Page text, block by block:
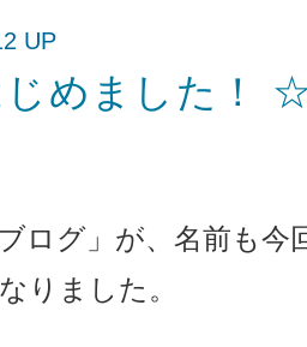
UP
めました！
ブログ」が、名前も
りました。